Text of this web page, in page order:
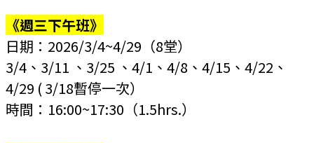
《週三下午班》
日期：2026/3/4~4/29 （8堂）
3/4、3/11 、3/25 、4/1、4/8、4/15、4/22、
4/29 ( 3/18暫停一次）
時間：16:00~17:30 （1.5hrs.）